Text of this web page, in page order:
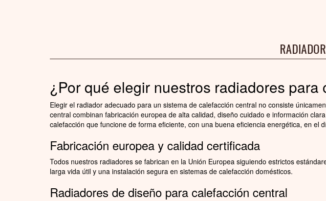
¿Por qué elegir nuestros radiadores para
Elegir el radiador adecuado para un sistema de calefacción central no consiste
central combinan fabricación europea de alta calidad, diseño cuidado e información
calefacción que funcione de forma eficiente, con una buena eficiencia energética, en el
Fabricación europea y calidad certificada
Todos nuestros radiadores se fabrican en la Unión Europea siguiendo estrictos
larga vida útil y una instalación segura en sistemas de calefacción domésticos.
Radiadores de diseño para calefacción central